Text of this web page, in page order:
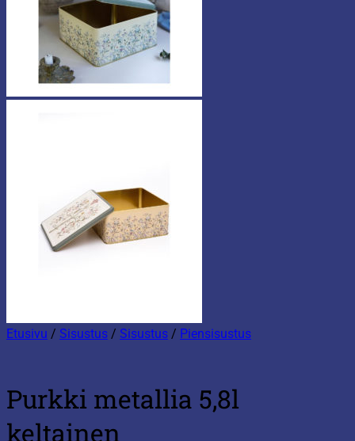
Etusivu / Sisustus / Sisustus / Piensisustus
Purkki metallia 5,8l
keltainen